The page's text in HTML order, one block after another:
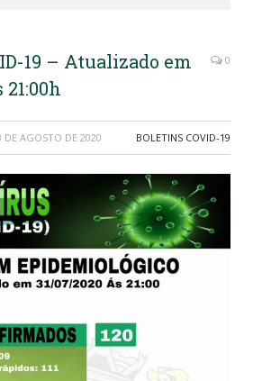
19 – Atualizado em
21:00h
0
DE AGOSTO DE 2020 BOLETINS COVID-19